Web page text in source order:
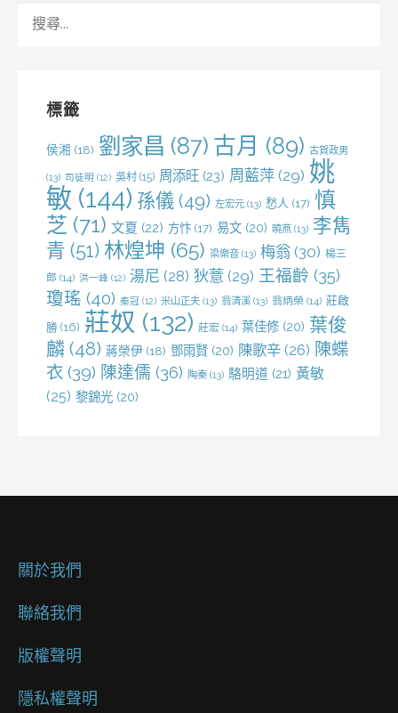
標籤
侯湘 (18) 劉家昌 (87) 古月 (89) 古賀政男
(13) 司徒明 (12) 吳村 (15) 周添旺 (23) 周藍萍 (29) 姚
敏 (144) 孫儀 (49) 左宏元 (13) 愁人 (17) 慎
芝 (71) 文夏 (22) 方忭 (17) 易文 (20) 曉燕 (13) 李雋
青 (51) 林煌坤 (65) 梁樂音 (13) 梅翁 (30) 楊三
郎 (14) 洪一峰 (12) 湯尼 (28) 狄薏 (29) 王福齡 (35)
瓊瑤 (40) 秦冠 (12) 米山正夫 (13) 翁清溪 (13) 翁炳榮 (14) 莊啟
勝 (16) 莊奴 (132) 莊宏 (14) 葉佳修 (20) 葉俊
麟 (48) 蔣榮伊 (18) 鄧雨賢 (20) 陳歌辛 (26) 陳蝶
衣 (39) 陳達儒 (36) 陶秦 (13) 駱明道 (21) 黃敏
(25) 黎錦光 (20)
關於我們
聯絡我們
版權聲明
隱私權聲明